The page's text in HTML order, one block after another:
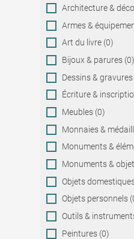
Category
Architecture &
Armes &
Art du livre (0)
Bijoux & parures (0)
Dessins & gravures
Écriture &
Meubles (0)
Monnaies &
Monuments &
Monuments &
Objets
Objets personnels
Outils &
Peintures (0)